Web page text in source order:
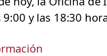
y las 18:30